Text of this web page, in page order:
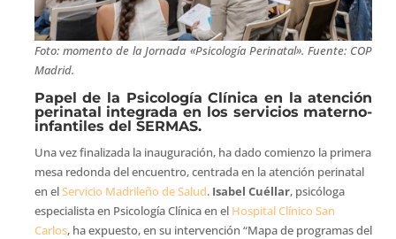
Foto: momento de la Jornada «Psicología Perinatal». Fuente: COP
Madrid.
Papel de la Psicología Clínica en la atención
perinatal integrada en los servicios materno-
infantiles del SERMAS.
Una vez finalizada la inauguración, ha dado comienzo la primera
mesa redonda del encuentro, centrada en la atención perinatal
en elServicio Madrileño de Salud. Isabel Cuéllar, psicóloga
especialista en Psicología Clínica en el Hospital Clínico San
Carlos, ha expuesto, en su intervención “Mapa de programas del